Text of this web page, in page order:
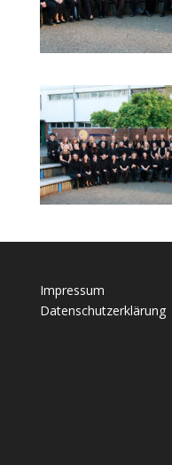
Impressum
Datenschutzerklärung